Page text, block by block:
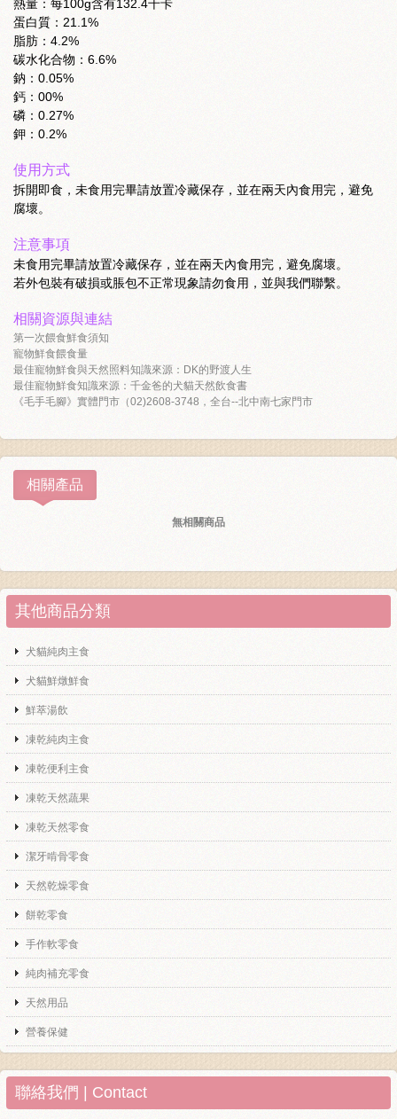
熱量：每100g含有132.4千卡
蛋白質：21.1%
脂肪：4.2%
碳水化合物：6.6%
鈉：0.05%
鈣：00%
磷：0.27%
鉀：0.2%
使用方式
拆開即食，未食用完畢請放置冷藏保存，並在兩天內食用完，避免
腐壞。
注意事項
未食用完畢請放置冷藏保存，並在兩天內食用完，避免腐壞。
若外包裝有破損或脹包不正常現象請勿食用，並與我們聯繫。
相關資源與連結
第一次餵食鮮食須知
寵物鮮食餵食量
最佳寵物鮮食與天然照料知識來源：DK的野渡人生
最佳寵物鮮食知識來源：千金爸的犬貓天然飲食書
《毛手毛腳》實體門市（02)2608-3748，全台--北中南七家門市
相關產品
無相關商品
其他商品分類
犬貓純肉主食
犬貓鮮燉鮮食
鮮萃湯飲
凍乾純肉主食
凍乾便利主食
凍乾天然蔬果
凍乾天然零食
潔牙啃骨零食
天然乾燥零食
餅乾零食
手作軟零食
純肉補充零食
天然用品
營養保健
聯絡我們 | Contact